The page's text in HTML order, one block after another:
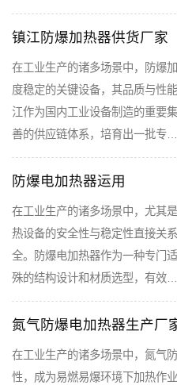
镇江防爆加热器供货厂家
在工业生产的诸多场景中，防爆
度稳定的关键设备，其品质与性
江作为国内工业设备制造的重要
善的供应链体系，培育出一批专…
防爆电加热器运用
在工业生产的诸多场景中，尤其
热设备的安全性与稳定性直接关
全。防爆电加热器作为一种专门
殊的结构设计和材质选型，有效…
氮气防爆电加热器生产厂
在工业生产的诸多场景中，氮气
性，成为易燃易爆环境下加热作